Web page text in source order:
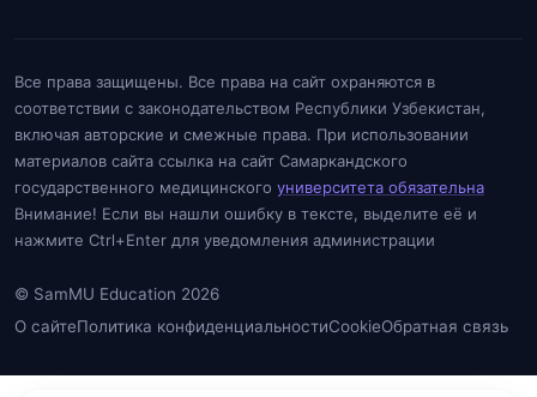
Все права защищены. Все права на сайт охраняются в
соответствии с законодательством Республики Узбекистан,
включая авторские и смежные права. При использовании
материалов сайта ссылка на сайт Самаркандского
государственного медицинского университета обязательна
Внимание! Если вы нашли ошибку в тексте, выделите её и
нажмите Ctrl+Enter для уведомления администрации
© SamMU Education 2026
О сайтеПолитика конфиденциальностиCookieОбратная связь